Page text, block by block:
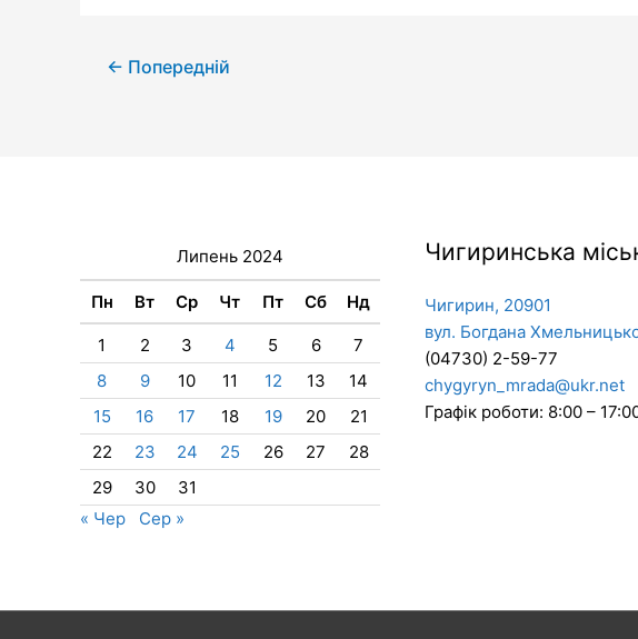
← Попередній
Липень 2024
Пн Вт Ср Чт Пт Сб Нд
1 2 3 4 5 6
7
8
9 10 11 12 13
14
15
16 17 18 19 20
21
22
23 24 25 26 27
28
29
30
31
« Чер
Сер »
Чигиринська
Чигирин, 20901
вул. Богдана
(04730) 2-59-77
chygyryn_mrada@ukr.net
Графік роботи: 8:00 –